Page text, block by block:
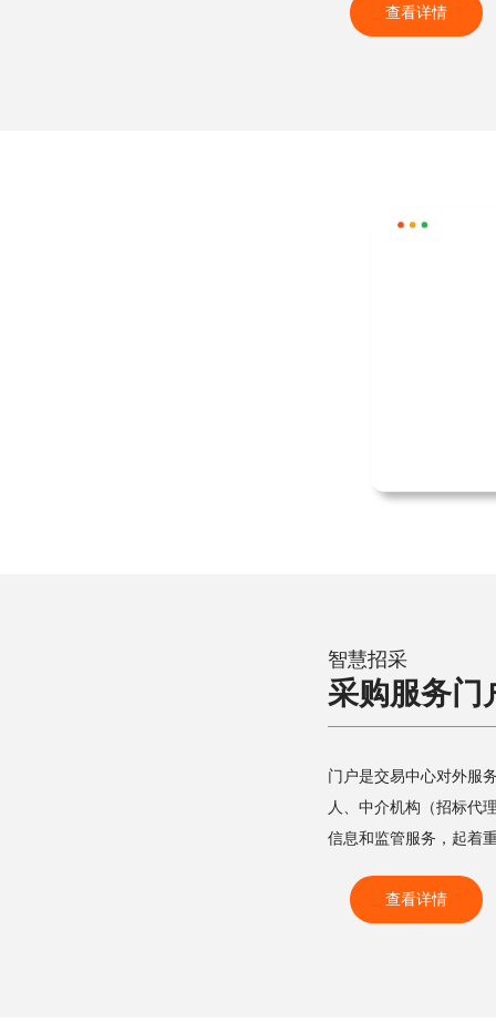
查看详情
智慧招采
采购服务门
门户是交易中心对外服
人、中介机构（招标代
信息和监管服务，起着
查看详情